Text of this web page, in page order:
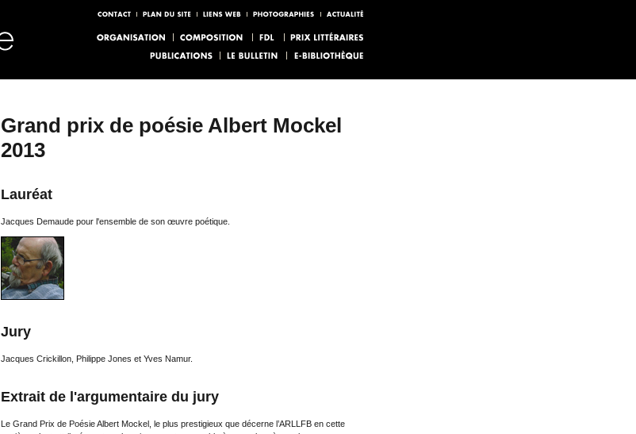
Grand prix de poésie Albert Mockel
2013
Lauréat
Jacques Demaude pour l'ensemble de son œuvre poétique.
Jury
Jacques Crickillon, Philippe Jones et Yves Namur.
Extrait de l'argumentaire du jury
Le Grand Prix de Poésie Albert Mockel, le plus prestigieux que décerne l’ARLLFB en cette